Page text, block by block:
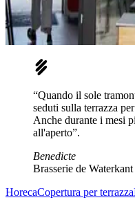
“Quando il sole
seduti sulla terrazza
Anche durante i mesi
all'aperto”.
Benedicte
Brasserie de Waterkant
HorecaCopertura per terrazza